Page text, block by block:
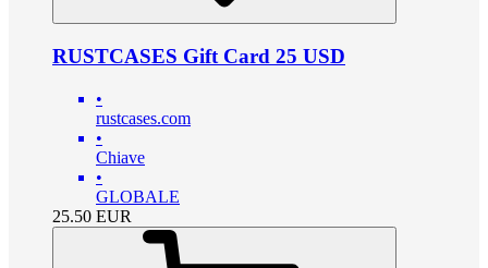
RUSTCASES Gift Card 25 USD
•
rustcases.com
•
Chiave
•
GLOBALE
25.50 EUR